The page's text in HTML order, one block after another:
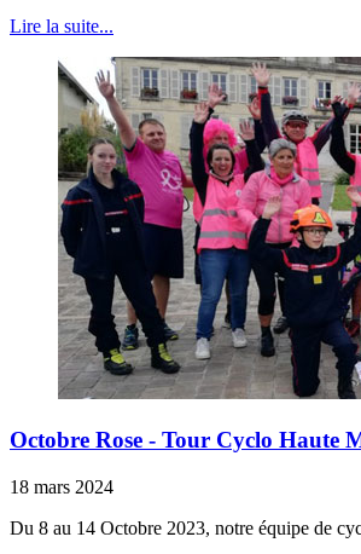
Lire la suite...
Octobre Rose - Tour Cyclo Haute
18 mars 2024
Du 8 au 14 Octobre 2023, notre équipe de